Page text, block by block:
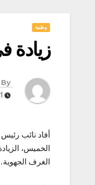
وطنية
زيادة
By
أفاد نائب
الغرف